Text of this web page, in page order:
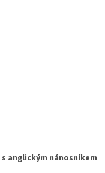
s anglickým nánosníkem